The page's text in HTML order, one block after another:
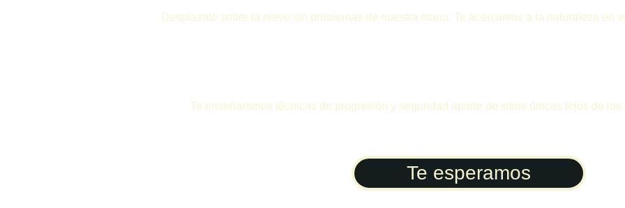
Desplazate sobre la nieve sin problemas de nuestra mano. Te acercamos a la naturaleza en
Te enseñaremos técnicas de progresión y seguridad aparte de sitios únicos lejos de
Te esperamos